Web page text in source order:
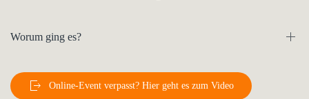
Worum ging es?
Online-Event verpasst? Hier geht es zum Video